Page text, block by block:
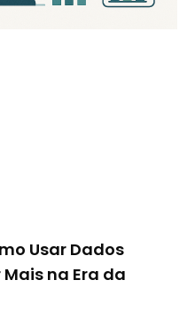
Usar Dados
na Era da